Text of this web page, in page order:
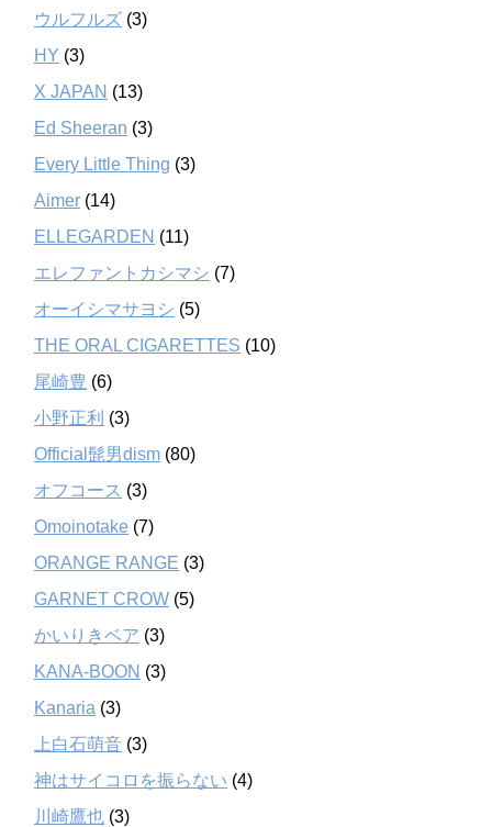
ウルフルズ (3)
HY (3)
X JAPAN (13)
Ed Sheeran (3)
Every Little Thing (3)
Aimer (14)
ELLEGARDEN (11)
エレファントカシマシ (7)
オーイシマサヨシ (5)
THE ORAL CIGARETTES (10)
尾崎豊 (6)
小野正利 (3)
Official髭男dism (80)
オフコース (3)
Omoinotake (7)
ORANGE RANGE (3)
GARNET CROW (5)
かいりきベア (3)
KANA-BOON (3)
Kanaria (3)
上白石萌音 (3)
神はサイコロを振らない (4)
川崎鷹也 (3)